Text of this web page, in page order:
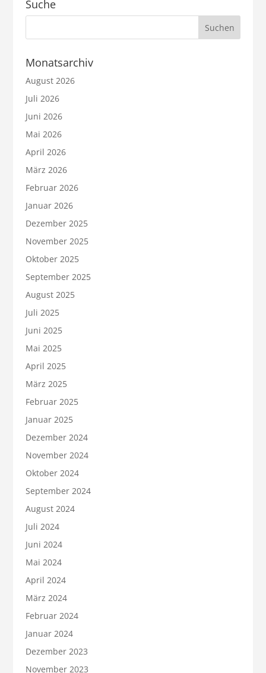
Suche
Monatsarchiv
August 2026
Juli 2026
Juni 2026
Mai 2026
April 2026
März 2026
Februar 2026
Januar 2026
Dezember 2025
November 2025
Oktober 2025
September 2025
August 2025
Juli 2025
Juni 2025
Mai 2025
April 2025
März 2025
Februar 2025
Januar 2025
Dezember 2024
November 2024
Oktober 2024
September 2024
August 2024
Juli 2024
Juni 2024
Mai 2024
April 2024
März 2024
Februar 2024
Januar 2024
Dezember 2023
November 2023